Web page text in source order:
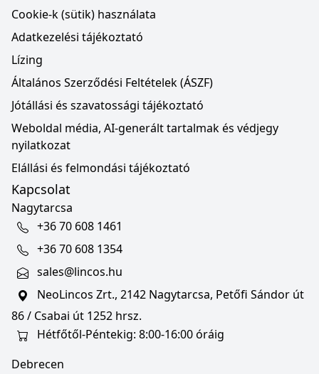
Cookie-k (sütik) használata
Adatkezelési tájékoztató
Lízing
Általános Szerződési Feltételek (ÁSZF)
Jótállási és szavatossági tájékoztató
Weboldal média, AI-generált tartalmak és védjegy
nyilatkozat
Elállási és felmondási tájékoztató
Kapcsolat
Nagytarcsa
+36 70 608 1461
+36 70 608 1354
sales@lincos.hu
NeoLincos Zrt., 2142 Nagytarcsa, Petőfi Sándor út
86 / Csabai út 1252 hrsz.
Hétfőtől-Péntekig: 8:00-16:00 óráig
Debrecen